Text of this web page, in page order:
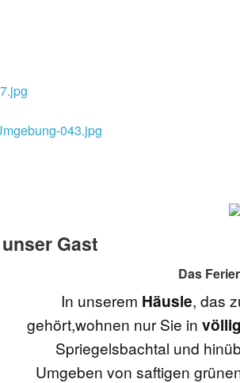
Gast
Das
In unserem Häusle, das
gehört,wohnen nur Sie in
Spriegelsbachtal und
Umgeben von saftigen